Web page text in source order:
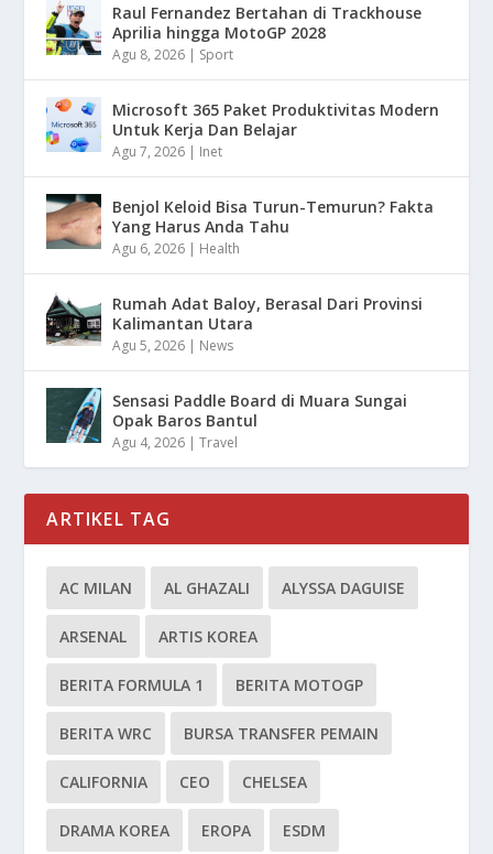
Raul Fernandez Bertahan di Trackhouse
Aprilia hingga MotoGP 2028
Agu 8, 2026 | Sport
Microsoft 365 Paket Produktivitas Modern
Untuk Kerja Dan Belajar
Agu 7, 2026 | Inet
Benjol Keloid Bisa Turun-Temurun? Fakta
Yang Harus Anda Tahu
Agu 6, 2026 | Health
Rumah Adat Baloy, Berasal Dari Provinsi
Kalimantan Utara
Agu 5, 2026 | News
Sensasi Paddle Board di Muara Sungai
Opak Baros Bantul
Agu 4, 2026 |Travel
ARTIKEL TAG
AC MILAN AL GHAZALI ALYSSA DAGUISE
ARSENAL ARTIS KOREA
BERITA FORMULA 1 BERITA MOTOGP
BERITA WRC BURSA TRANSFER PEMAIN
CALIFORNIA CEO CHELSEA
DRAMA KOREA EROPA ESDM